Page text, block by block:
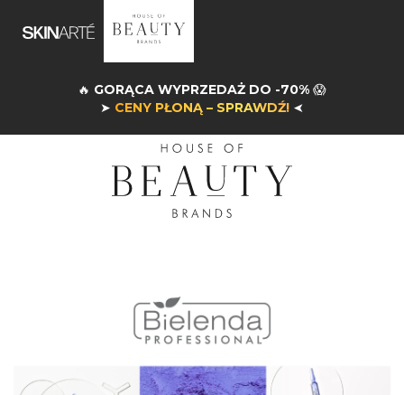
🔥 GORĄCA WYPRZEDAŻ DO -70% 😱
➤ CENY PŁONĄ – SPRAWDŹ! ➤